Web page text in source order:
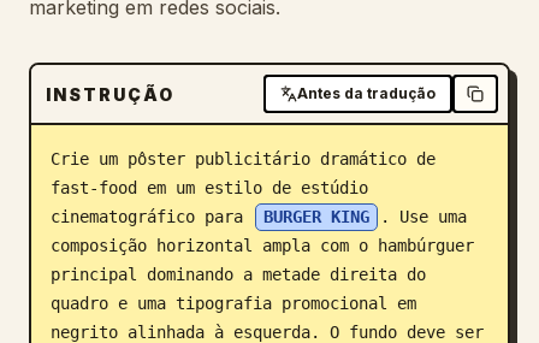
Transferir
Blogue
Atualizações
marketing em redes sociais.
INSTRUÇÃO Antes da tradução
Crie um pôster publicitário dramático de
fast-food em um estilo de estúdio
cinematográfico para
BURGER KING
. Use uma
composição horizontal ampla com o hambúrguer
principal dominando a metade direita do
quadro e uma tipografia promocional em
negrito alinhada à esquerda. O fundo deve ser